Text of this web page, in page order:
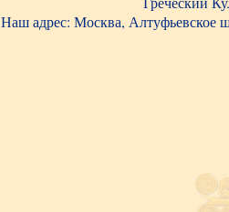
Наш адрес: Москва, Алтуфьевское